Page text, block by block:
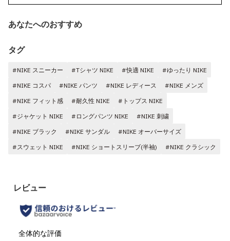
あなたへのおすすめ
タグ
#NIKE スニーカー #Tシャツ NIKE #快適 NIKE
#ゆったり NIKE
#NIKE コスパ
#NIKE パンツ #NIKE レディース
#NIKE メンズ
#NIKE フィット感
#耐久性 NIKE
#トップス NIKE
#ジャケット NIKE
#ロングパンツ NIKE
#NIKE 刺繍
#NIKE ブラック
#NIKE サンダル
#NIKE オーバーサイズ
#スウェット NIKE
#NIKE ショートスリーブ(半袖) #NIKE クラシック